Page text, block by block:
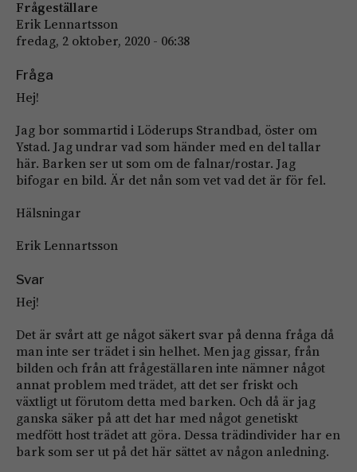
Frågeställare
Erik Lennartsson
fredag, 2 oktober, 2020 - 06:38
Fråga
Hej!
Jag bor sommartid i Löderups Strandbad, öster om
Ystad. Jag undrar vad som händer med en del tallar
här. Barken ser ut som om de falnar/rostar. Jag
bifogar en bild. Är det nån som vet vad det är för fel.
Hälsningar
Erik Lennartsson
Svar
Hej!
Det är svårt att ge något säkert svar på denna fråga då
man inte ser trädet i sin helhet. Men jag gissar, från
bilden och från att frågeställaren inte nämner något
annat problem med trädet, att det ser friskt och
växtligt ut förutom detta med barken. Och då är jag
ganska säker på att det har med något genetiskt
medfött host trädet att göra. Dessa trädindivider har en
bark som ser ut på det här sättet av någon anledning.